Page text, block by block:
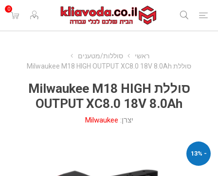
0
ראשי
סוללות/מטענים
סוללת Milwaukee M18 HIGH OUTPUT XC8.0 18V 8.0Ah
סוללת Milwaukee M18 HIGH
OUTPUT XC8.0 18V 8.0Ah
יצרן: Milwaukee
- 13%